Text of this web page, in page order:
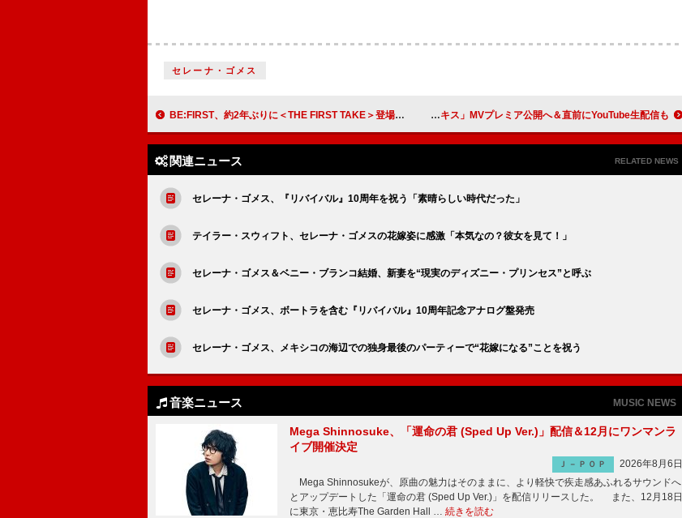
セレーナ・ゴメス
BE:FIRST、約2年ぶりに＜THE FIRST TAKE＞登場 「夢中」をピアノのみのスペシャルアレンジで披露 離婚伝説、ホンダ「VEZEL e:HEV RS」新CM曲「ファーストキス」MVプレミア公開へ＆直前にYouTube生配信も
関連ニュース RELATED NEWS
セレーナ・ゴメス、『リバイバル』10周年を祝う「素晴らしい時代だった」
テイラー・スウィフト、セレーナ・ゴメスの花嫁姿に感激「本気なの？彼女を見て！」
セレーナ・ゴメス＆ベニー・ブランコ結婚、新妻を“現実のディズニー・プリンセス”と呼ぶ
セレーナ・ゴメス、ボートラを含む『リバイバル』10周年記念アナログ盤発売
セレーナ・ゴメス、メキシコの海辺での独身最後のパーティーで“花嫁になる”ことを祝う
音楽ニュース MUSIC NEWS
Mega Shinnosuke、「運命の君 (Sped Up Ver.)」配信＆12月にワンマンラ
イブ開催決定
Ｊ－ＰＯＰ
2026年8月6日
Mega Shinnosukeが、原曲の魅力はそのままに、より軽快で疾走感あふれるサウンドへ
とアップデートした「運命の君 (Sped Up Ver.)」を配信リリースした。 また、12月18日
に東京・恵比寿The Garden Hall … 続きを読む